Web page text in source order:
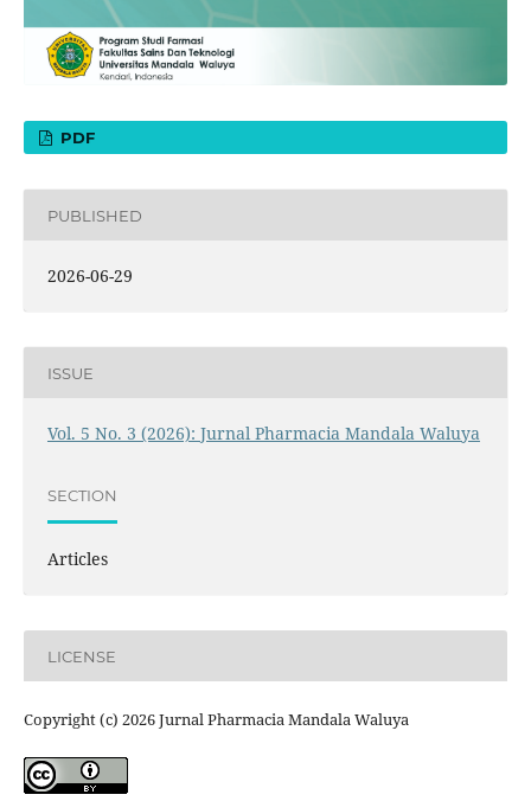
PDF
PUBLISHED
2026-06-29
ISSUE
Vol. 5 No. 3 (2026): Jurnal Pharmacia Mandala Waluya
SECTION
Articles
LICENSE
Copyright (c) 2026 Jurnal Pharmacia Mandala Waluya